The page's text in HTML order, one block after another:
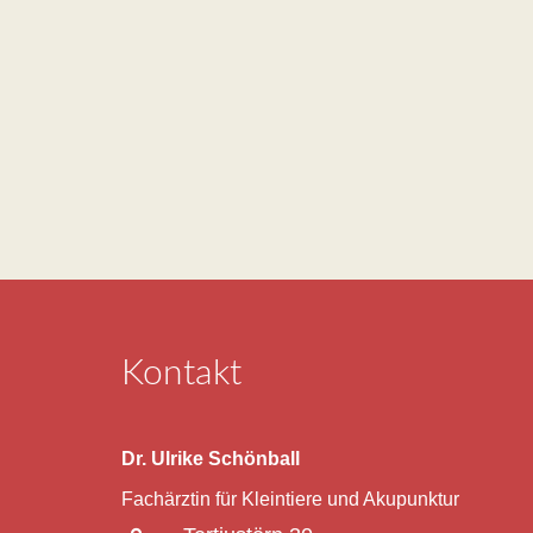
Kontakt
Dr. Ulrike Schönball
Fachärztin für Kleintiere und Akupunktur